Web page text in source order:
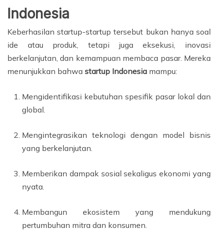
Indonesia
Keberhasilan startup-startup tersebut bukan hanya soal
ide atau produk, tetapi juga eksekusi, inovasi
berkelanjutan, dan kemampuan membaca pasar. Mereka
menunjukkan bahwa startup Indonesia mampu:
Mengidentifikasi kebutuhan spesifik pasar lokal dan
global.
Mengintegrasikan teknologi dengan model bisnis
yang berkelanjutan.
Memberikan dampak sosial sekaligus ekonomi yang
nyata.
Membangun ekosistem yang mendukung
pertumbuhan mitra dan konsumen.